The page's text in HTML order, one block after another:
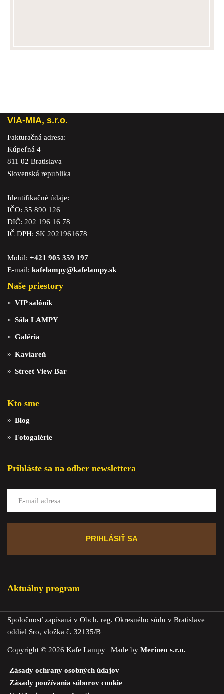
VIA-MIA, s.r.o.
Fakturačná adresa:
Kúpeľná 4
811 02 Bratislava
Slovenská republika
Identifikačné údaje:
IČO: 35 890 126
DIČ: 202 196 16 78
IČ DPH: SK 2021961678
Mobil: +421 905 359 197
E-mail: kafelampy@kafelampy.sk
Naše priestory
VIP salónik
Sála LAMPY
Galéria
Kaviareň
Street View Bar
Kto sme
Blog
Fotogalérie
Prihláste sa na odber newslettera
Aktuálny program
Spoločnosť zapísaná v Obch. reg. Okresného súdu v Bratislave
oddiel Sro, vložka č. 32135/B
Copyright © 2026 Kafe Lampy | Made by Merineo s.r.o.
Zásady ochrany osobných údajov
Zásady používania súborov cookie